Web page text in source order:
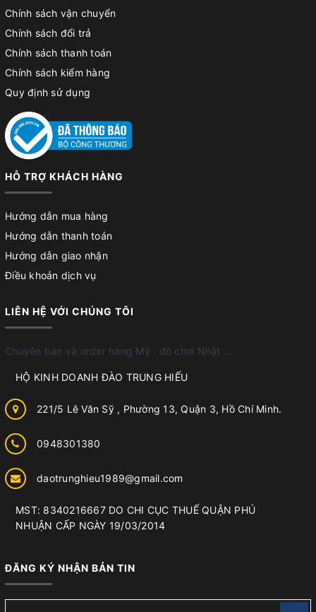
Chính sách vận chuyển
Chính sách đổi trả
Chính sách thanh toán
Chính sách kiểm hàng
Quy định sử dụng
HỖ TRỢ KHÁCH HÀNG
Hướng dẫn mua hàng
Hướng dẫn thanh toán
Hướng dẫn giao nhận
Điều khoản dịch vụ
LIÊN HỆ VỚI CHÚNG TÔI
Chuyên bán và order hàng Mỹ , đồ chơi Nhật ...
HỘ KINH DOANH ĐÀO TRUNG HIẾU
221/5 Lê Văn Sỹ , Phường 13, Quận 3, Hồ Chí Minh.
0948301380
daotrunghieu1989@gmail.com
MST: 8340216667 DO CHI CỤC THUẾ QUẬN PHÚ
NHUẬN CẤP NGÀY 19/03/2014
ĐĂNG KÝ NHẬN BẢN TIN